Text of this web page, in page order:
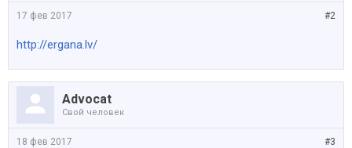
#2
17 фев 2017
http://ergana.lv/
Advocat
Свой человек
#3
18 фев 2017